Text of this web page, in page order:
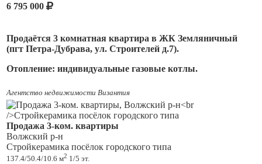
комплекс в шаговой доступности, магазины всех
федеральных сетей, больница, парк и пр.
5 минут до Ракитовского шоссе.
Продажа по договору купли-продажи, «первая» цена без
накруток и доп. комиссий.
Возможна ипотека на вторичку.
Поможем с реализацией Вашего жилья.
6 795 000
Продаётся 3 комнатная квартира в ЖК Земляничный
(пгт Петра-Дубрава, ул. Строителей д.7).
Отопление: индивидуальные газовые котлы.
Водоснабжение: централизованное.
Канализация: централизованная.
Электроснабжение: централизованное.
К дому подключён интернет и кабельное телевидение.
Агентство недвижимости Византия
Продажа 3-ком. квартиры
Волжский р-н
Стройкерамика посёлок городского типа
137.4/50.4/10.6 м2 1/5 эт.